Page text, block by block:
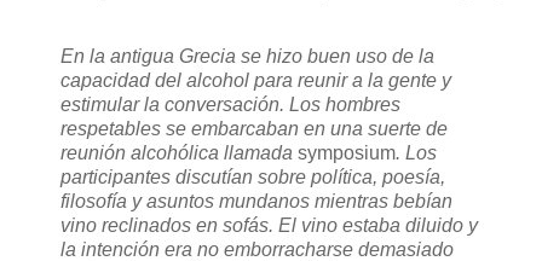
En la antigua Grecia se hizo buen uso de la
capacidad del alcohol para reunir a la gente y
estimular la conversación. Los hombres
respetables se embarcaban en una suerte de
reunión alcohólica llamada symposium. Los
participantes discutían sobre política, poesía,
filosofía y asuntos mundanos mientras bebían
vino reclinados en sofás. El vino estaba diluido y
la intención era no emborracharse demasiado